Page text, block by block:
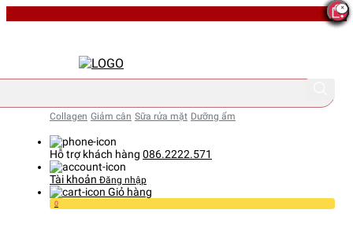
Collagen Giảm cân Sữa rửa mặt Dưỡng ẩm
Hỗ trợ khách hàng 086.2222.571
Tài khoản Đăng nhập
Giỏ hàng
0